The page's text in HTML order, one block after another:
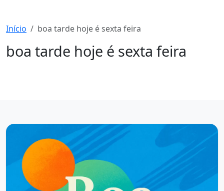
Início boa tarde hoje é sexta feira
boa tarde hoje é sexta feira